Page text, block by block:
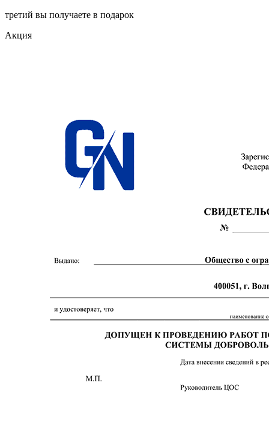
третий вы получаете в подарок
Акция